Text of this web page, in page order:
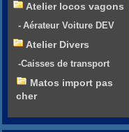
Atelier locos vagons
- Aérateur Voiture DEV
Atelier Divers
-Caisses de transport
Matos import pas
cher